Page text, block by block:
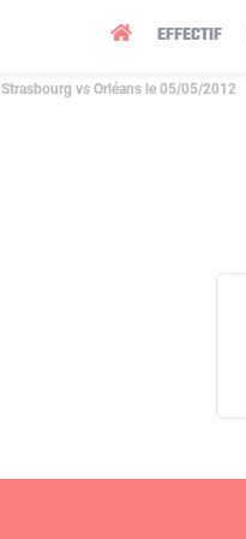
EFFECTIF
Strasbourg vs Orléans le 05/05/2012